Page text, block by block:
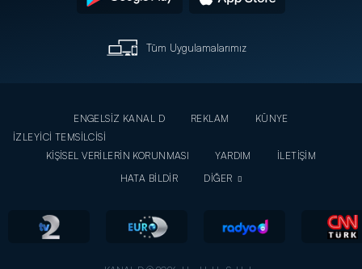
Tüm Uygulamalarımız
ENGELSİZ KANAL D REKLAM
KÜNYE
İZLEYİCİ TEMSİLCİSİ
KİŞİSEL VERİLERİN KORUNMASI
YARDIM
İLETİŞİM
HATA BİLDİR
DİĞER